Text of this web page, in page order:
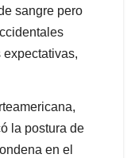
sangre pero
la postura de
en el